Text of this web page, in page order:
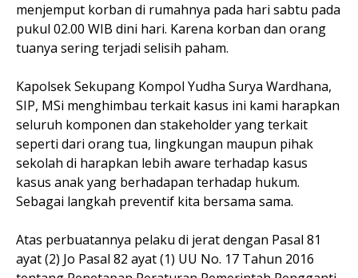
menjemput korban di rumahnya pada hari sabtu pada
pukul 02.00 WIB dini hari. Karena korban dan orang
tuanya sering terjadi selisih paham.
Kapolsek Sekupang Kompol Yudha Surya Wardhana,
SIP, MSi menghimbau terkait kasus ini kami harapkan
seluruh komponen dan stakeholder yang terkait
seperti dari orang tua, lingkungan maupun pihak
sekolah di harapkan lebih aware terhadap kasus
kasus anak yang berhadapan terhadap hukum.
Sebagai langkah preventif kita bersama sama.
Atas perbuatannya pelaku di jerat dengan Pasal 81
ayat (2) Jo Pasal 82 ayat (1) UU No. 17 Tahun 2016